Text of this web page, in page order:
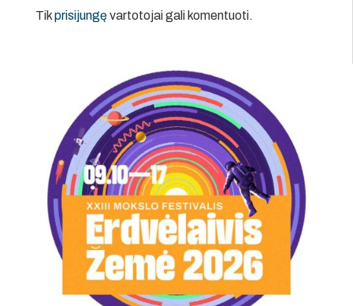
Tikprisijungęvartotojai gali komentuoti.